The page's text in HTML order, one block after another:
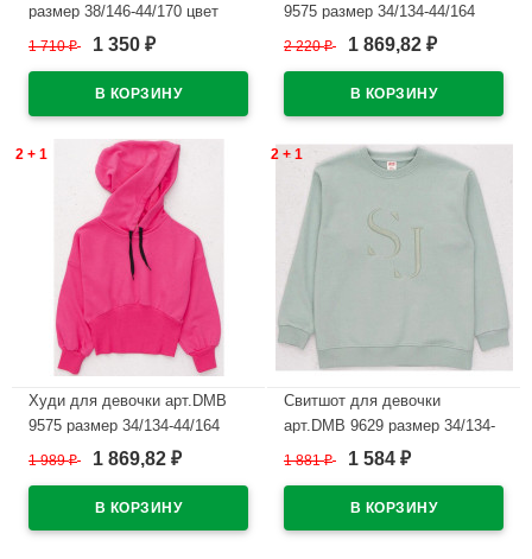
размер 38/146-44/170 цвет
1 710₽ 1 350 ₽
9575 размер 34/134-44/164
цвет зеленый
2 220₽ 1 869,82 ₽
2 + 1
Худи для девочки арт.DMB
9575 размер 34/134-44/164
цвет фуксия
1 989₽ 1 869,82 ₽
2 + 1
Свитшот для девочки
арт.DMB 9629 размер 34/134-
44/164 цвет минт
1 881₽ 1 584 ₽